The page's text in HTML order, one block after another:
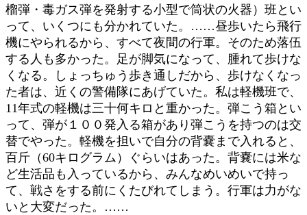
榴弾・毒ガス弾を発射する小型で筒状の火器）班とい
って、いくつにも分かれていた。……昼歩いたら飛行
機にやられるから、すべて夜間の行軍。そのため落伍
する人も多かった。足が脚気になって、腫れて歩けな
くなる。しょっちゅう歩き通しだから、歩けなくなっ
た者は、近くの警備隊にあげていた。私は軽機班で、
11年式の軽機は三十何キロと重かった。弾こう箱とい
って、弾が１００発入る箱があり弾こうを持つのは交
替でやった。軽機を担いで自分の背嚢まで入れると、
百斤（60キログラム）ぐらいはあった。背嚢には米な
ど生活品も入っているから、みんなめいめいで持っ
て、戦さをする前にくたびれてしまう。行軍は力がな
いと大変だった。……